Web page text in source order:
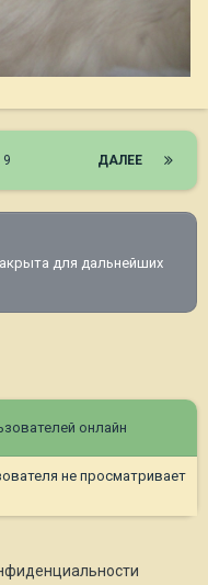
ДАЛЕЕ
9
для дальнейших
онлайн
не просматривает